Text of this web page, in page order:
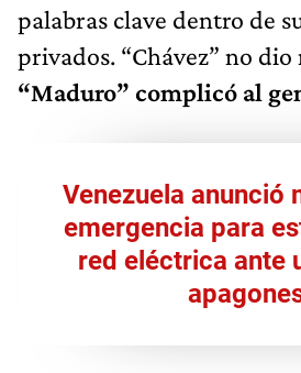
palabras clave dentro de
privados. “Chávez” no
“Maduro” complicó al
Venezuela anunció
emergencia para
red eléctrica ante